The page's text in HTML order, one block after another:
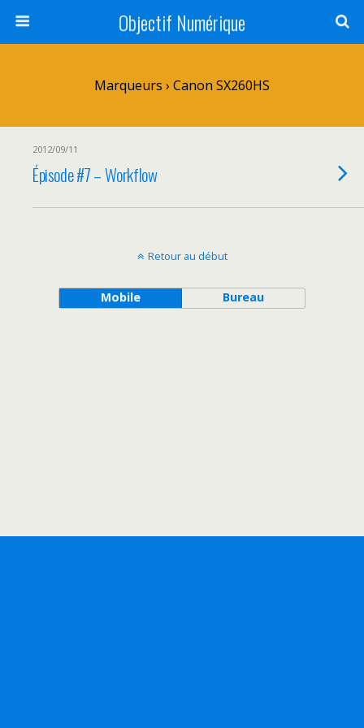
Objectif Numérique
Marqueurs › Canon SX260HS
2012/09/11
Épisode #7 – Workflow
Retour au début
Mobile Bureau